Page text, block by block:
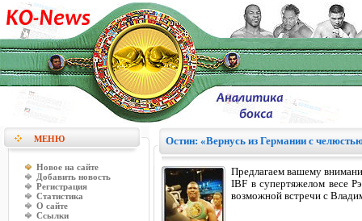
МЕНЮ
Новое на сайте
Добавить новость
Регистрация
Статистика
О сайте
Ссылки
Остин: «Вернусь из Германии с
Предлагаем вашему
IBF в супертяжелом весе
возможной встречи с